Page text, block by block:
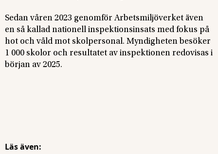
Sedan våren 2023 genomför Arbetsmiljöverket även
en så kallad nationell inspektionsinsats med fokus på
hot och våld mot skolpersonal. Myndigheten besöker
1 000 skolor och resultatet av inspektionen redovisas i
början av 2025.
Läs även: